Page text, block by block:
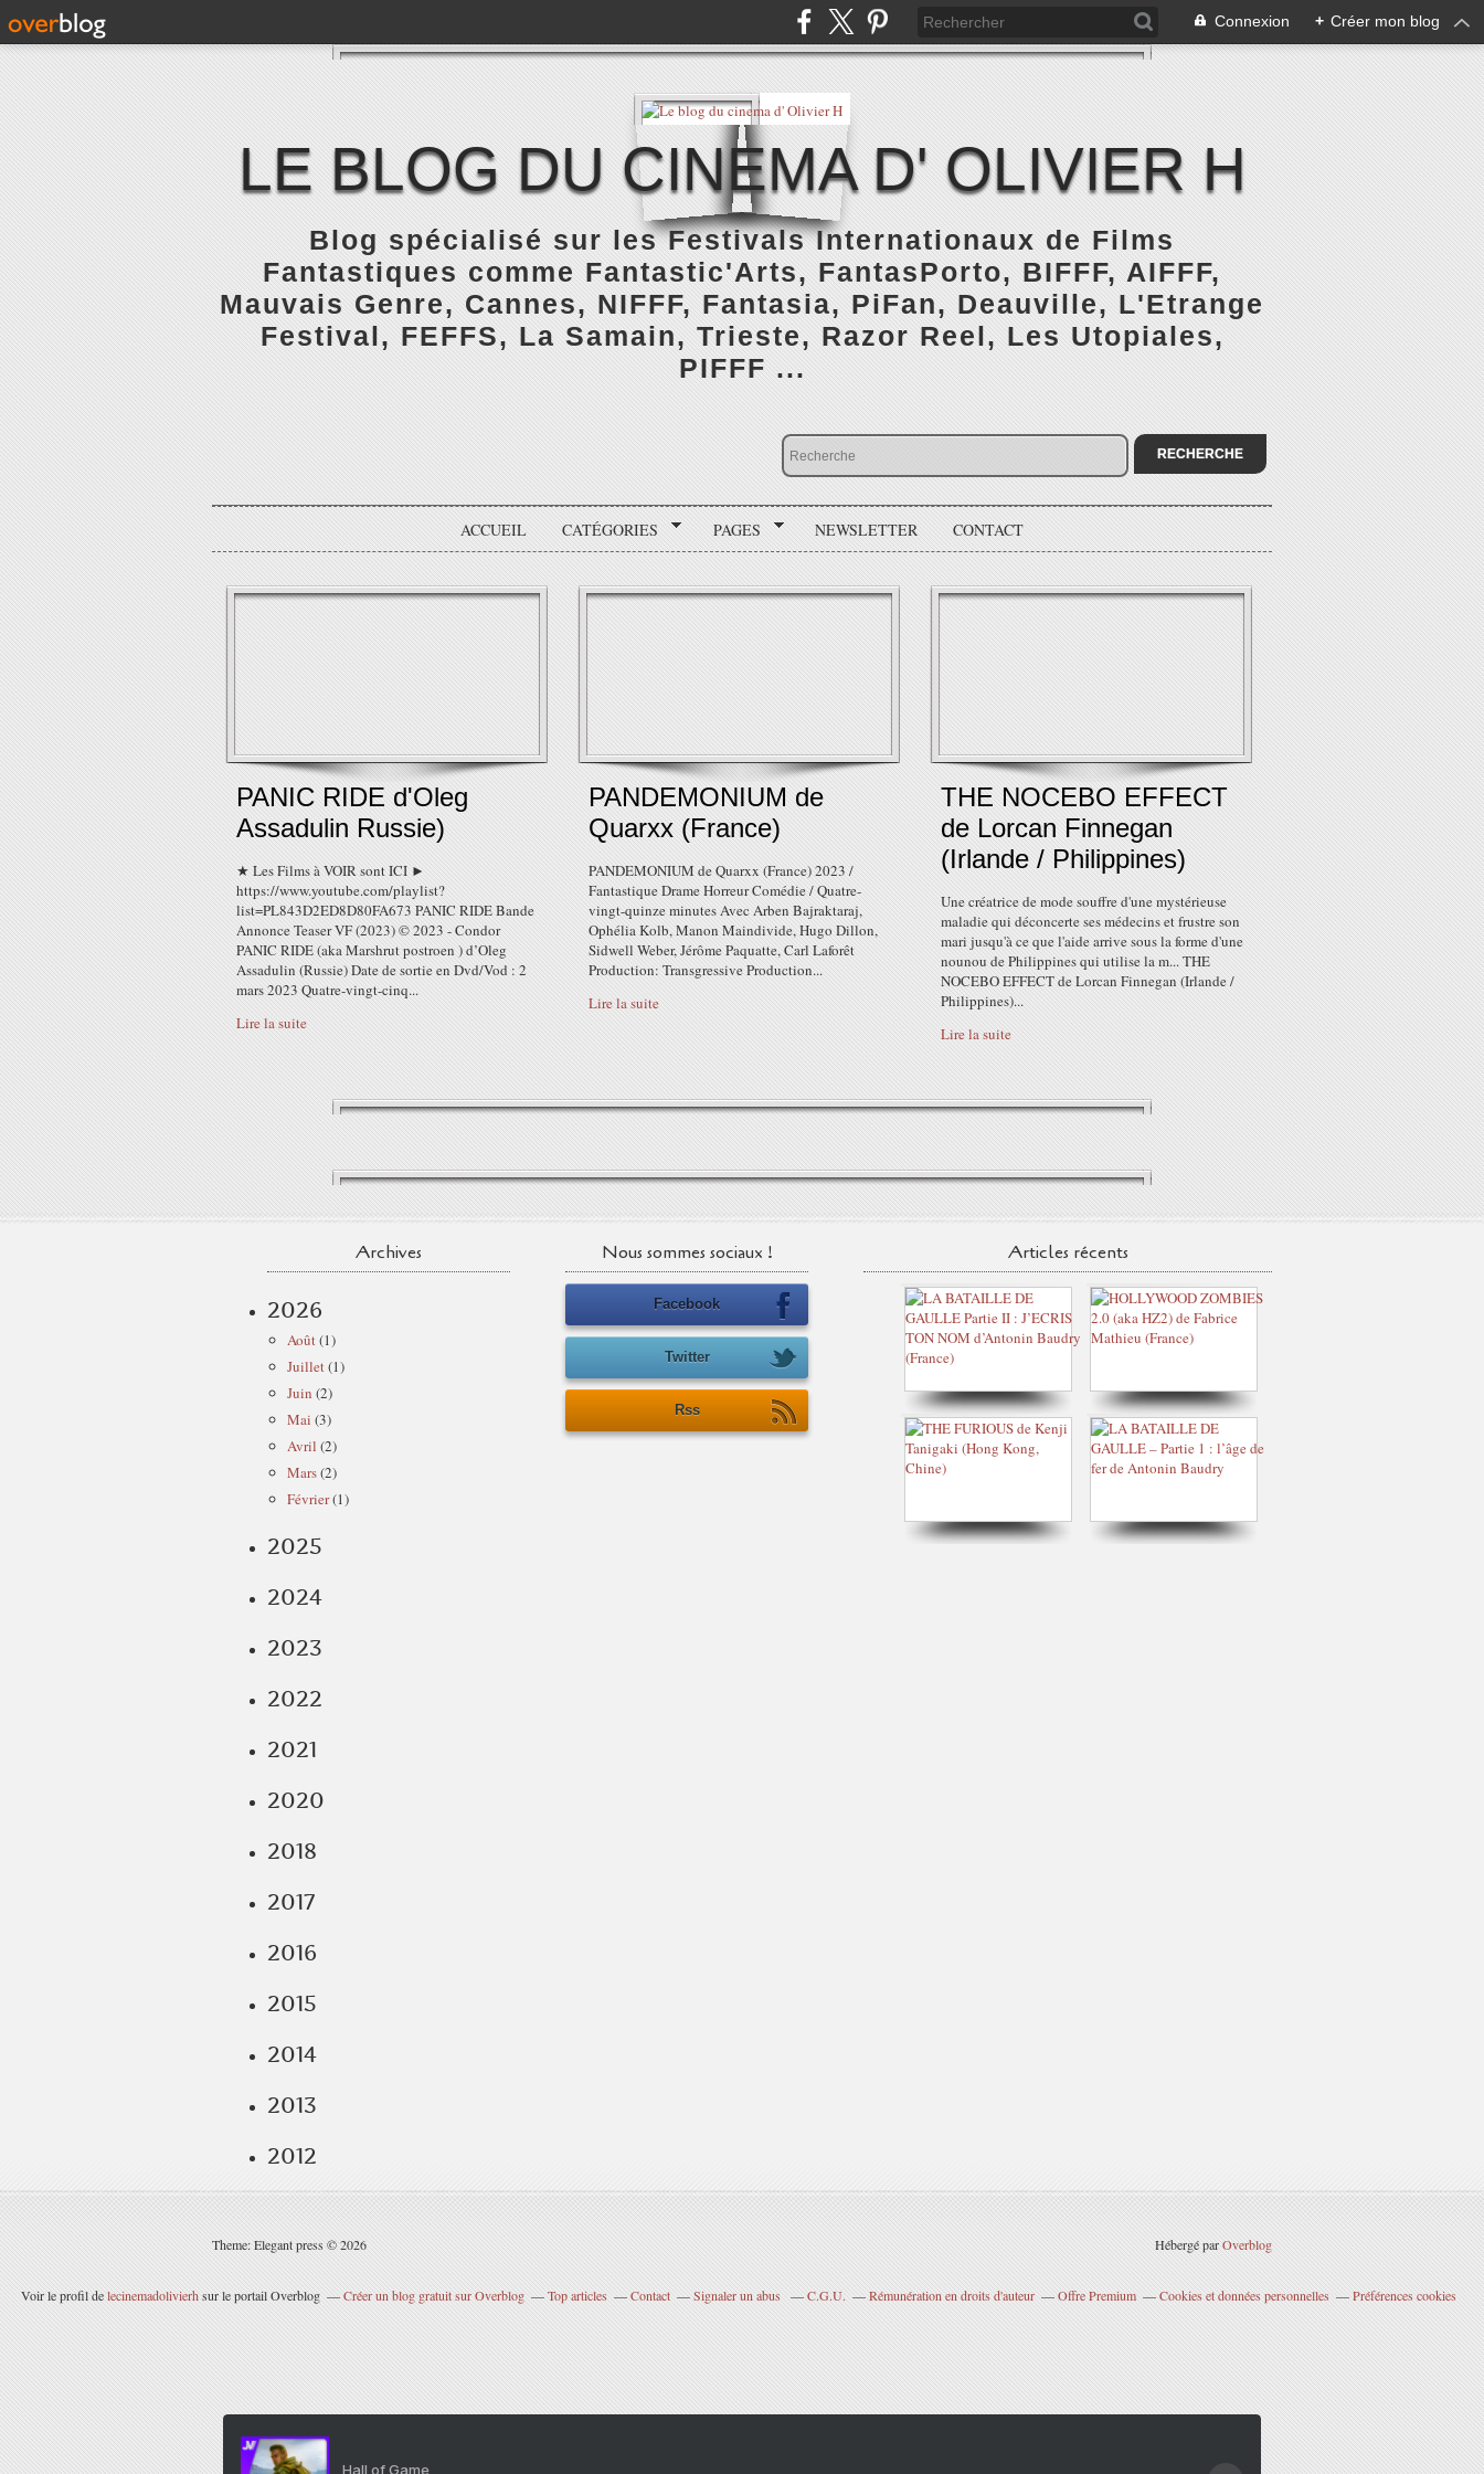
Connexion + Créer mon blog
LE BLOG DU CINEMA D' OLIVIER H
Blog spécialisé sur les Festivals Internationaux de Films
Fantastiques comme Fantastic'Arts, FantasPorto, BIFFF, AIFFF,
Mauvais Genre, Cannes, NIFFF, Fantasia, PiFan, Deauville, L'Etrange
Festival, FEFFS, La Samain, Trieste, Razor Reel, Les Utopiales,
PIFFF ...
ACCUEIL CATÉGORIES PAGES NEWSLETTER CONTACT
PANIC RIDE d'Oleg
Assadulin Russie)
★ Les Films à VOIR sont ICI ►
https://www.youtube.com/playlist?
list=PL843D2ED8D80FA673 PANIC RIDE Bande
Annonce Teaser VF (2023) © 2023 - Condor
PANIC RIDE (aka Marshrut postroen ) d’Oleg
Assadulin (Russie) Date de sortie en Dvd/Vod : 2
mars 2023 Quatre-vingt-cinq...
Lire la suite
PANDEMONIUM de
Quarxx (France)
PANDEMONIUM de Quarxx (France) 2023 /
Fantastique Drame Horreur Comédie / Quatre-
vingt-quinze minutes Avec Arben Bajraktaraj,
Ophélia Kolb, Manon Maindivide, Hugo Dillon,
Sidwell Weber, Jérôme Paquatte, Carl Laforêt
Production: Transgressive Production...
Lire la suite
THE NOCEBO EFFECT
de Lorcan Finnegan
(Irlande / Philippines)
Une créatrice de mode souffre d'une mystérieuse
maladie qui déconcerte ses médecins et frustre son
mari jusqu'à ce que l'aide arrive sous la forme d'une
nounou de Philippines qui utilise la m... THE
NOCEBO EFFECT de Lorcan Finnegan (Irlande /
Philippines)...
Lire la suite
Archives
2026
Août(1)
Juillet(1)
Juin (2)
Mai (3)
Avril (2)
Mars(2)
Février(1)
2025
2024
2023
2022
2021
2020
2018
2017
2016
2015
2014
2013
2012
Nous sommes sociaux !
Facebook
Twitter
Rss
Articles récents
Theme: Elegant press © 2026 Hébergé parOverblog
Voir le profil delecinemadolivierhsur le portail Overblog Créer un blog gratuit sur Overblog Top articles Contact Signaler un abus C.G.U. Rémunération en droits d'auteur Offre Premium Cookies et données personnelles Préférences cookies
Hall of Game